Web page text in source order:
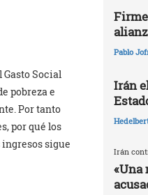
Social
pobreza e
Por tanto
por qué los
sigue
Pablo
Irán
Irán
«Una